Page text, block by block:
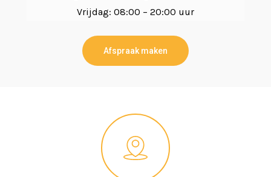
Vrijdag: 08:00 – 20:00 uur
Afspraak maken